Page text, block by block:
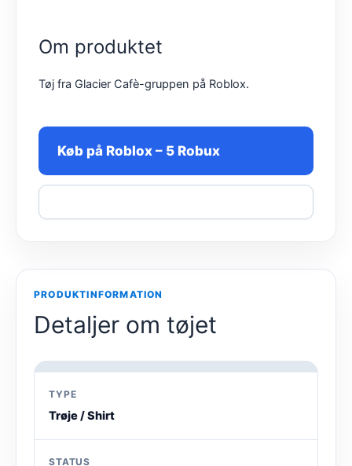
Om produktet
Tøj fra Glacier Cafè-gruppen på Roblox.
Køb på Roblox – 5 Robux
PRODUKTINFORMATION
Detaljer om tøjet
TYPE
Trøje / Shirt
STATUS